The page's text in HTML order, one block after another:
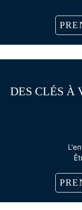
DES CLÉS À